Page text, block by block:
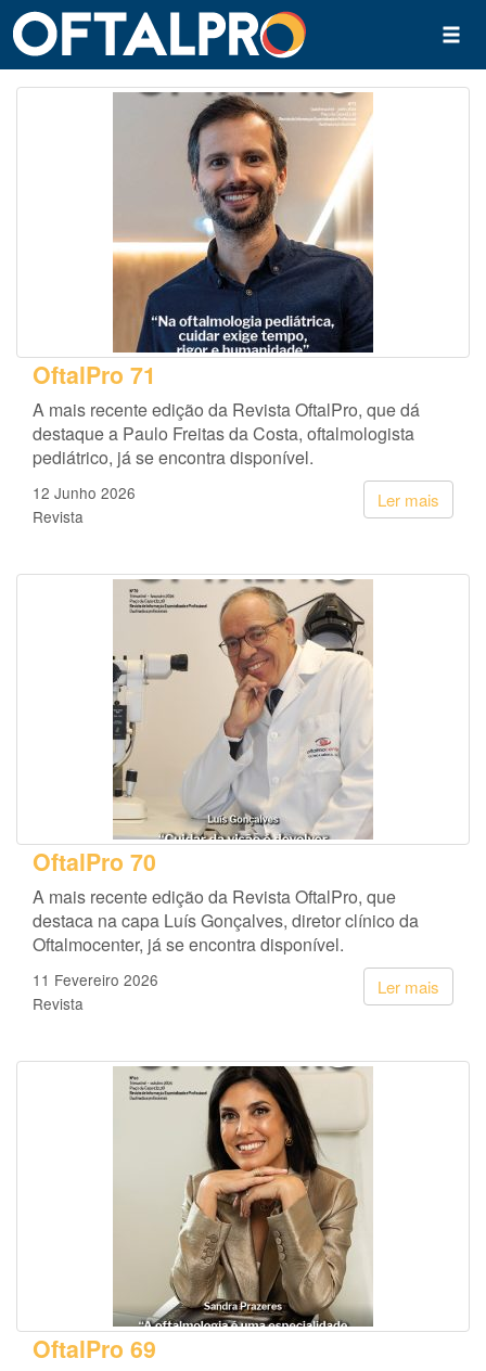
OftalPro 71
A mais recente edição da Revista OftalPro, que dá
destaque a Paulo Freitas da Costa, oftalmologista
pediátrico, já se encontra disponível.
Ler mais
12 Junho 2026
Revista
OftalPro 70
A mais recente edição da Revista OftalPro, que
destaca na capa Luís Gonçalves, diretor clínico da
Oftalmocenter, já se encontra disponível.
Ler mais
11 Fevereiro 2026
Revista
OftalPro 69